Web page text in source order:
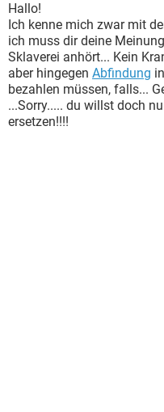
Hallo!
Ich kenne mich zwar mit
ich muss dir deine
Sklaverei anhört... Kein
aber hingegen Abfindung
bezahlen müssen, falls...
...Sorry..... du willst doch
ersetzen!!!!